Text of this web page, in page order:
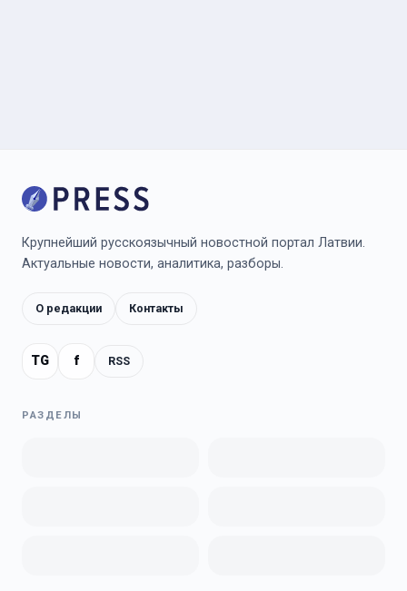
Крупнейший русскоязычный новостной портал Латвии.
Актуальные новости, аналитика, разборы.
О редакции Контакты
TG f RSS
РАЗДЕЛЫ